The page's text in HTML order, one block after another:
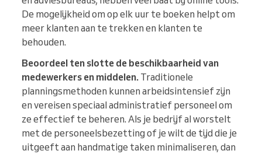
De mogelijkheid om op elk uur te boeken helpt om
meer klanten aan te trekken en klanten te
behouden.
Beoordeel ten slotte de beschikbaarheid van
medewerkers en middelen. Traditionele
planningsmethoden kunnen arbeidsintensief zijn
en vereisen speciaal administratief personeel om
ze effectief te beheren. Als je bedrijf al worstelt
met de personeelsbezetting of je wilt de tijd die je
uitgeeft aan handmatige taken minimaliseren, dan